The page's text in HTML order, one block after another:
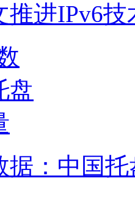
推进IPv6
据：中国